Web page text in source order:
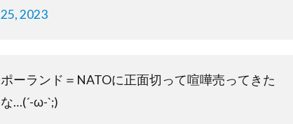
25, 2023
ポーランド＝NATOに正面切って喧嘩売ってきた
な…(´-ω-`;)